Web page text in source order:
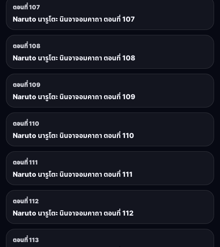
ตอนที่ 107
Naruto นารูโตะ นินจาจอมคาถา ตอนที่ 107
ตอนที่ 108
Naruto นารูโตะ นินจาจอมคาถา ตอนที่ 108
ตอนที่ 109
Naruto นารูโตะ นินจาจอมคาถา ตอนที่ 109
ตอนที่ 110
Naruto นารูโตะ นินจาจอมคาถา ตอนที่ 110
ตอนที่ 111
Naruto นารูโตะ นินจาจอมคาถา ตอนที่ 111
ตอนที่ 112
Naruto นารูโตะ นินจาจอมคาถา ตอนที่ 112
ตอนที่ 113